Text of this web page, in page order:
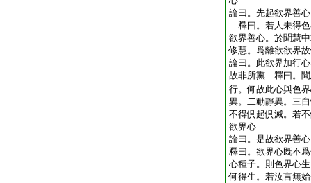
論曰。先起欲界善
釋曰。若人未得
欲界善心。於聞慧
修慧。爲離欲欲界
論曰。此欲界加行
故非所熏 釋曰。聞
行。何故此心與色
異。二動靜異。三
不得倶起倶滅。若
欲界心
論曰。是故欲界善
釋曰。欲界心既不
心種子。則色界心
何得生。若汝言無